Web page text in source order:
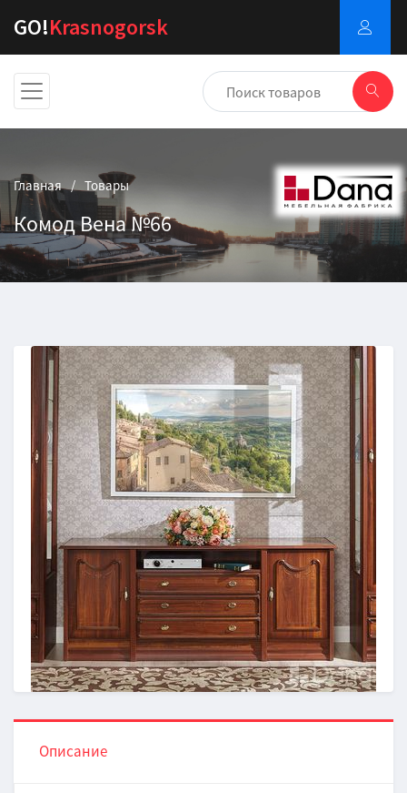
GO!Krasnogorsk
Главная Товары
Комод Вена №66
Описание